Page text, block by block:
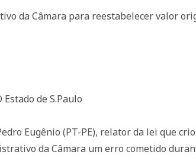
da Câmara para reestabelecer valor
Estado de S.Paulo
Eugênio (PT-PE), relator da lei que
da Câmara um erro cometido